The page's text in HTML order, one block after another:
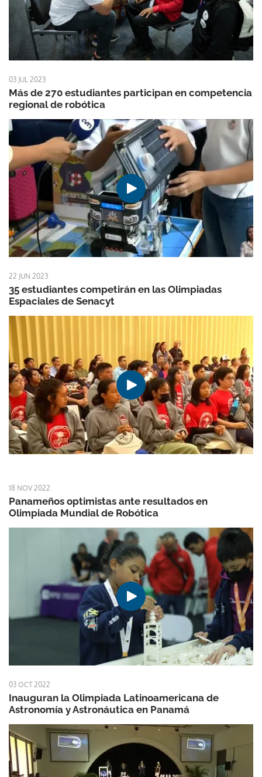
03 JUL 2023
Más de 270 estudiantes participan en competencia
regional de robótica
22 JUN 2023
35 estudiantes competirán en las Olimpiadas
Espaciales de Senacyt
18 NOV 2022
Panameños optimistas ante resultados en
Olimpiada Mundial de Robótica
03 OCT 2022
Inauguran la Olimpiada Latinoamericana de
Astronomía y Astronáutica en Panamá